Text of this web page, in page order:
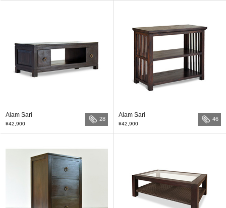
Alam Sari
¥42,900
28
Alam Sari
¥42,900
46